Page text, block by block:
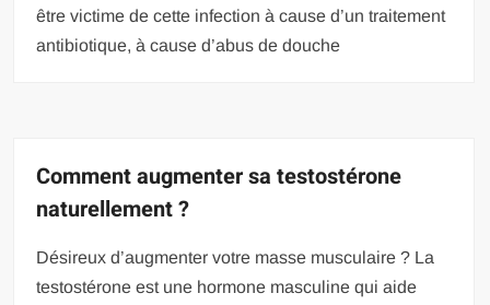
être victime de cette infection à cause d’un traitement
antibiotique, à cause d’abus de douche
Comment augmenter sa testostérone
naturellement ?
Désireux d’augmenter votre masse musculaire ? La
testostérone est une hormone masculine qui aide